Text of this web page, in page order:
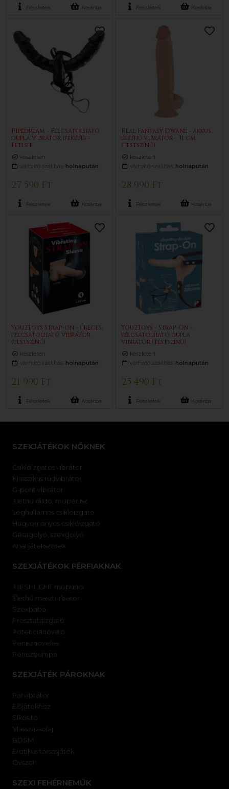
Részletek Kosárba Részletek Kosárba
Pipedream - Felcsatolható
dupla vibrátor (fekete) -
Fetish
készleten
várható szállítás: holnapután
27 590 Ft
Részletek Kosárba
Real Fantasy Dwane - akkus,
élethű vibrátor - 31 cm
(testszínű)
készleten
várható szállítás: holnapután
28 990 Ft
Részletek Kosárba
You2Toys Strap-on - üreges,
felcsatolható vibrátor
(testszínű)
készleten
várható szállítás: holnapután
21 990 Ft
Részletek Kosárba
You2Toys - Strap-On -
felcsatolható dupla
vibrátor (testszínű)
készleten
várható szállítás: holnapután
25 490 Ft
Részletek Kosárba
SZEXJÁTÉKOK NŐKNEK
Csiklóizgatós vibrátor
Klasszikus rúdvibrátor
G-pont vibrátor
Élethű dildó, műpénisz
Léghullámos csiklóizgató
Hagyományos csiklóizgató
Gésagolyó, szexgolyó
Anál játékszerek
SZEXJÁTÉKOK FÉRFIAKNAK
FLESHLIGHT műpunci
Élethű maszturbátor
Szexbaba
Prosztataizgató
Potencianövelő
Pénisznövelés
Péniszpumpa
SZEXJÁTÉK PÁROKNAK
Párvibrátor
Előjátékhoz
Síkosító
Masszázsolaj
BDSM
Erotikus társasjáték
Óvszer
SZEXI FEHÉRNEMŰK